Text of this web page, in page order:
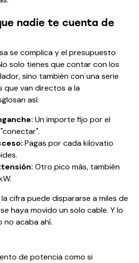
nadie te cuenta de
se complica y el presupuesto
solo tienes que contar con los
sino también con una serie
que van directos a la
así:
Un importe fijo por el
Pagas por cada kilovatio
Otro pico más, también
cifra puede dispararse a miles de
haya movido un solo cable. Y lo
no acaba ahí.
de potencia como si